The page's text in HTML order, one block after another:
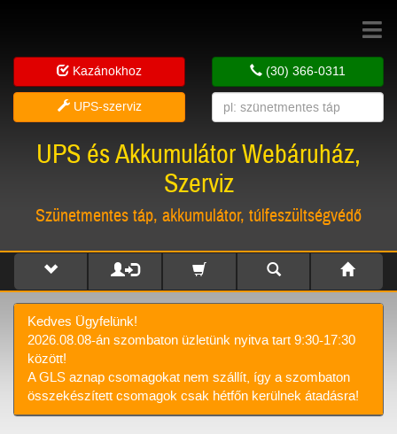
Toggle
Kazánokhoz
UPS-szerviz
(30) 366-0311
UPS és Akkumulátor Webáruház,
Szerviz
Szünetmentes táp, akkumulátor, túlfeszültségvédő
Kedves Ügyfelünk!
2026.08.08-án szombaton üzletünk nyitva tart 9:30-17:30
között!
A GLS aznap csomagokat nem szállít, így a szombaton
összekészített csomagok csak hétfőn kerülnek átadásra!